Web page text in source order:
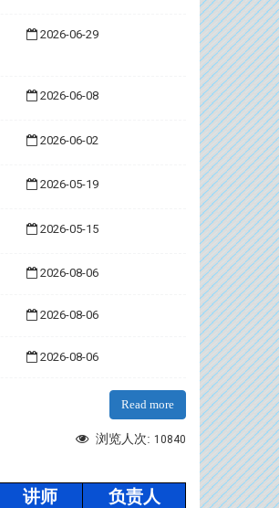
2026-06-29
2026-06-08
2026-06-02
2026-05-19
2026-05-15
2026-08-06
2026-08-06
2026-08-06
Read more
浏览人次: 10840
讲师 负责人